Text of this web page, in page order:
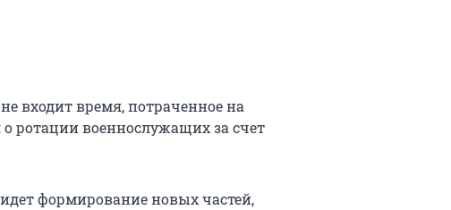
входит время, потраченное на
ротации военнослужащих за счет
формирование новых частей,